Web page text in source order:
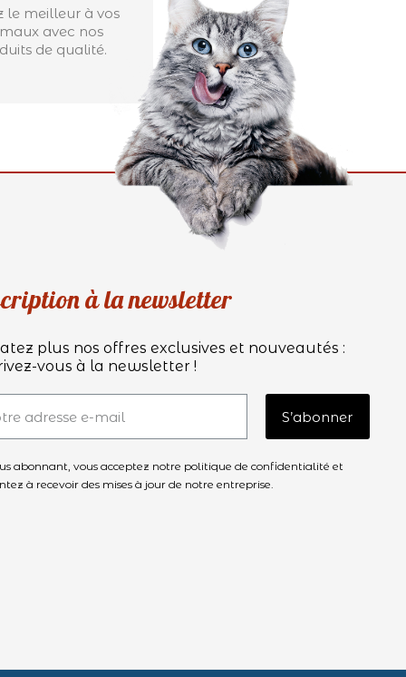
le meilleur à vos
avec nos
de qualité.
à la newsletter
plus nos offres exclusives et nouveautés :
vous à la newsletter !
S’abonner
abonnant, vous acceptez notre politique de confidentialité et
à recevoir des mises à jour de notre entreprise.